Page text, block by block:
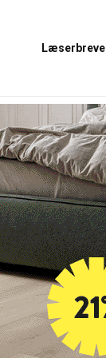
Læserbreve